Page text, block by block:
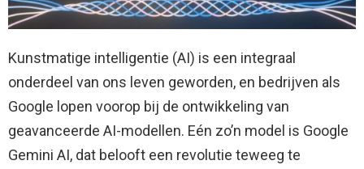
Kunstmatige intelligentie (AI) is een integraal
onderdeel van ons leven geworden, en bedrijven als
Google lopen voorop bij de ontwikkeling van
geavanceerde AI-modellen. Eén zo’n model is Google
Gemini AI, dat belooft een revolutie teweeg te